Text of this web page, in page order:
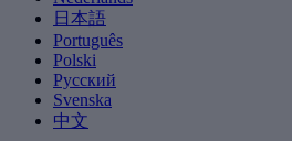
日本語
Português
Polski
Русский
Svenska
中文